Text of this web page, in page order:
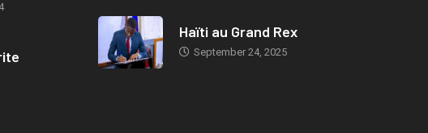
Haïti au Grand Rex
September 24, 2025